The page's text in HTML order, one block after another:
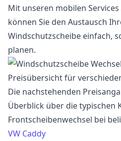
Mit unseren mobilen
können Sie den Austausch
Windschutzscheibe einfach,
planen.
Preisübersicht für
Die nachstehenden
Überblick über die typischen
Frontscheibenwechsel bei
VW Caddy